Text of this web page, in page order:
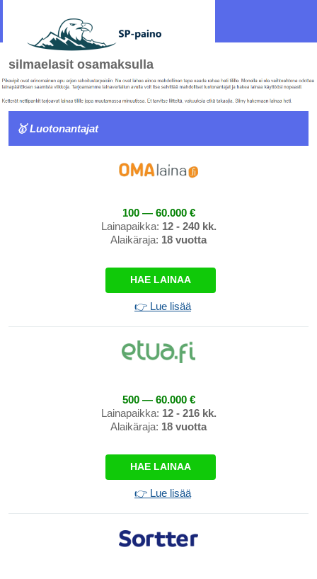
silmaelasit osamaksulla
🥇 Luotonantajat
100 — 60.000 €
Lainapaikka: 12 - 240 kk.
Alaikäraja: 18 vuotta
HAE LAINAA
👉 Lue lisää
500 — 60.000 €
Lainapaikka: 12 - 216 kk.
Alaikäraja: 18 vuotta
HAE LAINAA
👉 Lue lisää